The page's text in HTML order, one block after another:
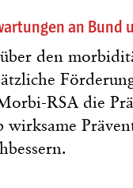
an Bund
den
RSA die